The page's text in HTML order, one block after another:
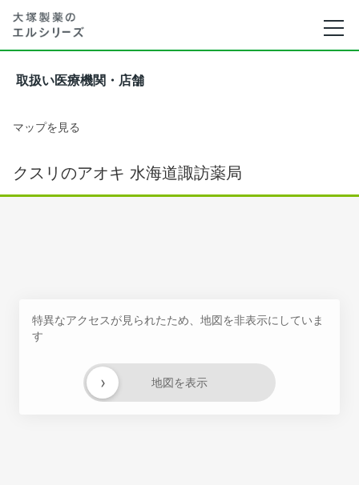
取扱い医療機関・店舗
マップを見る
クスリのアオキ 水海道諏訪薬局
特異なアクセスが見られたため、地図を非表示にしていま
す
地図を表示
›